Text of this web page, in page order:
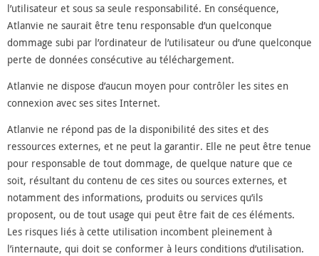
l’utilisateur et sous sa seule responsabilité. En conséquence,
Atlanvie ne saurait être tenu responsable d’un quelconque
dommage subi par l’ordinateur de l’utilisateur ou d’une quelconque
perte de données consécutive au téléchargement.
Atlanvie ne dispose d’aucun moyen pour contrôler les sites en
connexion avec ses sites Internet.
Atlanvie ne répond pas de la disponibilité des sites et des
ressources externes, et ne peut la garantir. Elle ne peut être tenue
pour responsable de tout dommage, de quelque nature que ce
soit, résultant du contenu de ces sites ou sources externes, et
notamment des informations, produits ou services qu’ils
proposent, ou de tout usage qui peut être fait de ces éléments.
Les risques liés à cette utilisation incombent pleinement à
l’internaute, qui doit se conformer à leurs conditions d’utilisation.